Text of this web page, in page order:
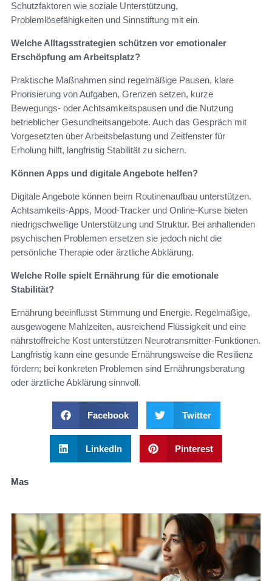
Schutzfaktoren wie soziale Unterstützung,
Problemlösefähigkeiten und Sinnstiftung mit ein.
Welche Alltagsstrategien schützen vor emotionaler
Erschöpfung am Arbeitsplatz?
Praktische Maßnahmen sind regelmäßige Pausen, klare
Priorisierung von Aufgaben, Grenzen setzen, kurze
Bewegungs‑ oder Achtsamkeitspausen und die Nutzung
betrieblicher Gesundheitsangebote. Auch das Gespräch mit
Vorgesetzten über Arbeitsbelastung und Zeitfenster für
Erholung hilft, langfristig Stabilität zu sichern.
Können Apps und digitale Angebote helfen?
Digitale Angebote können beim Routinenaufbau unterstützen.
Achtsamkeits‑Apps, Mood‑Tracker und Online‑Kurse bieten
niedrigschwellige Unterstützung und Struktur. Bei anhaltenden
psychischen Problemen ersetzen sie jedoch nicht die
persönliche Therapie oder ärztliche Abklärung.
Welche Rolle spielt Ernährung für die emotionale
Stabilität?
Ernährung beeinflusst Stimmung und Energie. Regelmäßige,
ausgewogene Mahlzeiten, ausreichend Flüssigkeit und eine
nährstoffreiche Kost unterstützen Neurotransmitter‑Funktionen.
Langfristig kann eine gesunde Ernährungsweise die Resilienz
fördern; bei konkreten Problemen sind Ernährungsberatung
oder ärztliche Abklärung sinnvoll.
Facebook Twitter
LinkedIn Pinterest
Mas